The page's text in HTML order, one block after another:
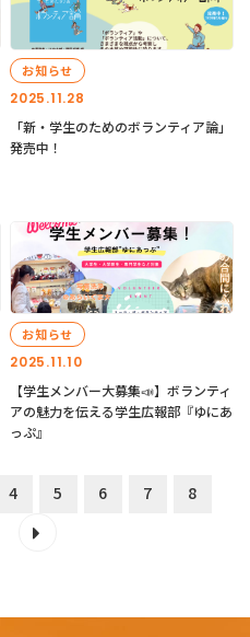
2025.11.28
お知らせ
「新・学生のためのボランティア論」
発売中！
2025.11.10
お知らせ
【学生メンバー大募集📣】ボランティ
アの魅力を伝える学生広報部『ゆにあ
っぷ』
4 5 6 7
8